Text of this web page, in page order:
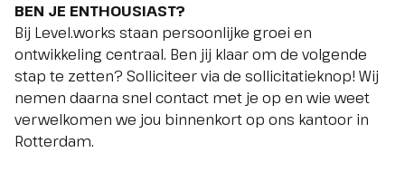
BEN JE ENTHOUSIAST?
Bij Level.works staan persoonlijke groei en
ontwikkeling centraal. Ben jij klaar om de volgende
stap te zetten? Solliciteer via de sollicitatieknop! Wij
nemen daarna snel contact met je op en wie weet
verwelkomen we jou binnenkort op ons kantoor in
Rotterdam.